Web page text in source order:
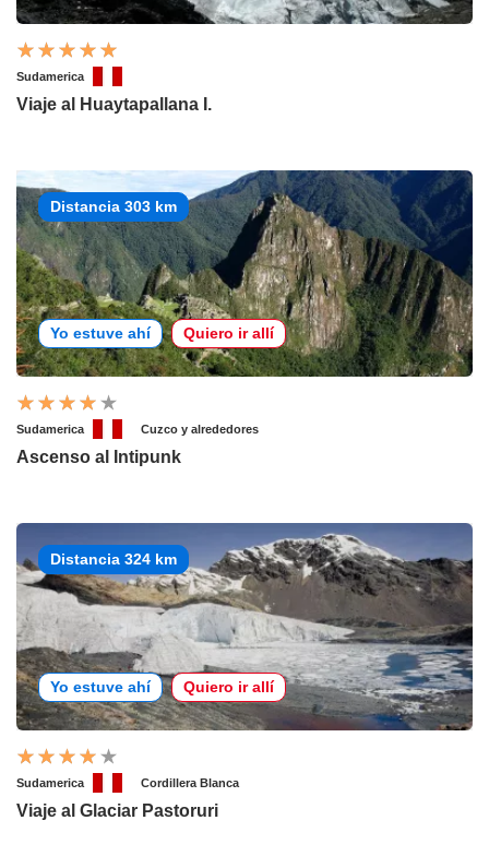
Sudamerica
Viaje al Huaytapallana I.
Distancia 303 km
Yo estuve ahí Quiero ir allí
Sudamerica Cuzco y alrededores
Ascenso al Intipunk
Distancia 324 km
Yo estuve ahí Quiero ir allí
Sudamerica Cordillera Blanca
Viaje al Glaciar Pastoruri